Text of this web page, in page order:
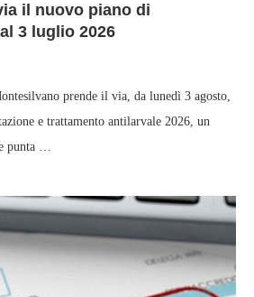
il nuovo piano di
3 luglio 2026
prende il via, da lunedì 3 agosto,
e trattamento antilarvale 2026, un
punta …